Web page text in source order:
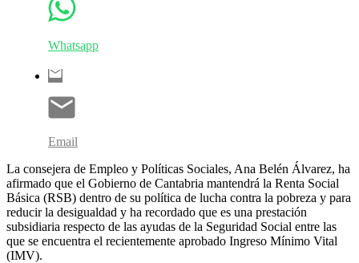
Whatsapp
Email
La consejera de Empleo y Políticas Sociales, Ana Belén Álvarez, ha
afirmado que el Gobierno de Cantabria mantendrá la Renta Social
Básica (RSB) dentro de su política de lucha contra la pobreza y para
reducir la desigualdad y ha recordado que es una prestación
subsidiaria respecto de las ayudas de la Seguridad Social entre las
que se encuentra el recientemente aprobado Ingreso Mínimo Vital
(IMV).